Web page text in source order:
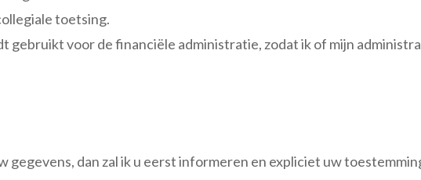
toetsing.
gebruikt voor de financiële administratie, zodat ik of mijn
gegevens, dan zal ik u eerst informeren en expliciet uw